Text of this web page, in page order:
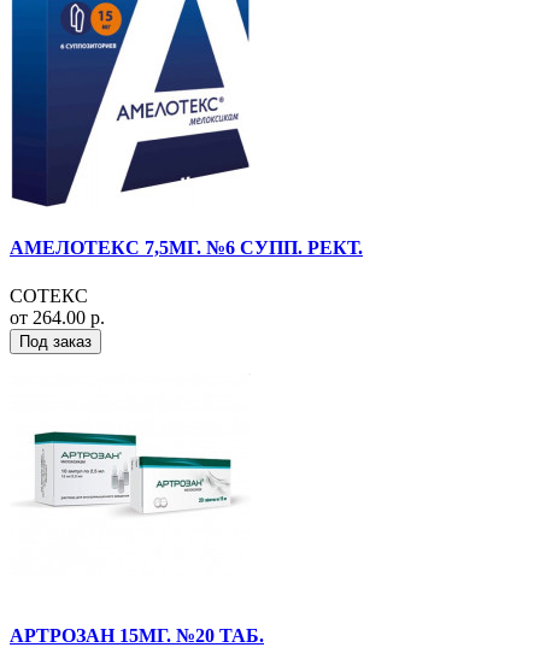
АМЕЛОТЕКС 7,5МГ. №6 СУПП. РЕКТ.
СОТЕКС
от 264.00 р.
Под заказ
АРТРОЗАН 15МГ. №20 ТАБ.